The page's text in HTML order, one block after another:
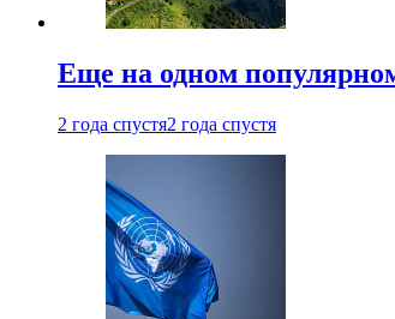
Еще на одном
2 года спустя2 года спустя